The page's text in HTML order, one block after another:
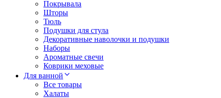
Покрывала
Шторы
Тюль
Подушки для стула
Декоративные наволочки и подушки
Наборы
Ароматные свечи
Коврики меховые
Для ванной
Все товары
Халаты